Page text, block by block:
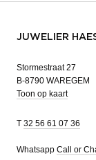
JUWELIER
Stormestraat 27
B-8790 WAREGEM
Toon op kaart
T 32 56 61 07 36
Whatsapp Call or